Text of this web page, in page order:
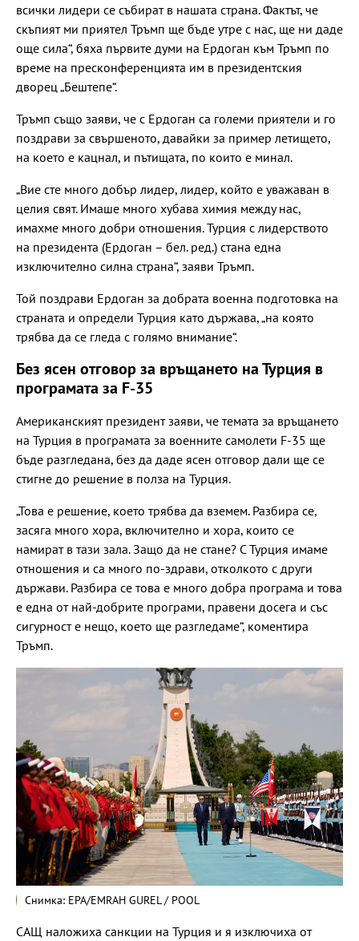
всички лидери се събират в нашата страна. Фактът, че
скъпият ми приятел Тръмп ще бъде утре с нас, ще ни даде
още сила“, бяха първите думи на Ердоган към Тръмп по
време на пресконференцията им в президентския
дворец „Бештепе“.
Тръмп също заяви, че с Ердоган са големи приятели и го
поздрави за свършеното, давайки за пример летището,
на което е кацнал, и пътищата, по които е минал.
„Вие сте много добър лидер, лидер, който е уважаван в
целия свят. Имаше много хубава химия между нас,
имахме много добри отношения. Турция с лидерството
на президента (Ердоган – бел. ред.) стана една
изключително силна страна“, заяви Тръмп.
Той поздрави Ердоган за добрата военна подготовка на
страната и определи Турция като държава, „на която
трябва да се гледа с голямо внимание“.
Без ясен отговор за връщането на Турция в
програмата за F-35
Американският президент заяви, че темата за връщането
на Турция в програмата за военните самолети F-35 ще
бъде разгледана, без да даде ясен отговор дали ще се
стигне до решение в полза на Турция.
„Това е решение, което трябва да вземем. Разбира се,
засяга много хора, включително и хора, които се
намират в тази зала. Защо да не стане? С Турция имаме
отношения и са много по-здрави, отколкото с други
държави. Разбира се това е много добра програма и това
е една от най-добрите програми, правени досега и със
сигурност е нещо, което ще разгледаме“, коментира
Тръмп.
Снимка: EPA/EMRAH GUREL / POOL
САЩ наложиха санкции на Турция и я изключиха от